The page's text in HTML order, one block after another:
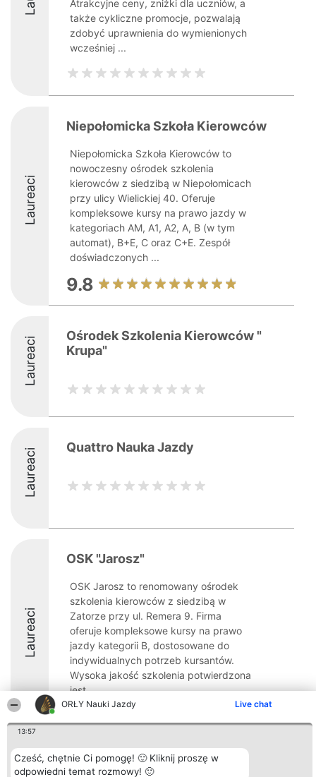
ORŁY Nauki Jazdy Live chat
13:57
Cześć, chętnie Ci pomogę! 🙂 Kliknij proszę w
odpowiedni temat rozmowy! 🙂
Atrakcyjne ceny, zniżki dla uczniów, a
także cykliczne promocje, pozwalają
zdobyć uprawnienia do wymienionych
wcześniej ...
Laureaci
Niepołomicka Szkoła Kierowców
Niepołomicka Szkoła Kierowców to
nowoczesny ośrodek szkolenia
kierowców z siedzibą w Niepołomicach
przy ulicy Wielickiej 40. Oferuje
kompleksowe kursy na prawo jazdy w
kategoriach AM, A1, A2, A, B (w tym
automat), B+E, C oraz C+E. Zespół
doświadczonych ...
9.8
Laureaci
Ośrodek Szkolenia Kierowców "
Krupa"
Laureaci Quattro Nauka Jazdy
Laureaci
OSK "Jarosz"
OSK Jarosz to renomowany ośrodek
szkolenia kierowców z siedzibą w
Zatorze przy ul. Remera 9. Firma
oferuje kompleksowe kursy na prawo
jazdy kategorii B, dostosowane do
indywidualnych potrzeb kursantów.
Wysoka jakość szkolenia potwierdzona
jest ...
9.2
Organizator plebiscytu Plebiscyt